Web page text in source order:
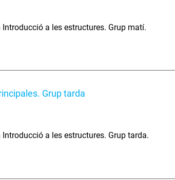
a les estructures. Grup matí.
Grup tarda
a les estructures. Grup tarda.